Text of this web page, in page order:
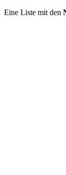
Eine Liste mit den